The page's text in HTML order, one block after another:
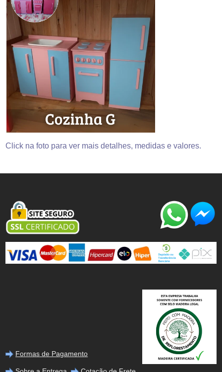
Click na foto para ver mais detalhes, medidas e valores.
Formas de Pagamento